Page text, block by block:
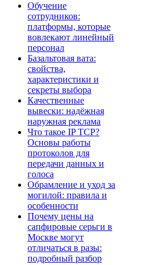
Обучение
сотрудников:
платформы, которые
вовлекают линейный
персонал
Базальтовая вата:
свойства,
характеристики и
секреты выбора
Качественные
вывески: надёжная
наружная реклама
Что такое IP TCP?
Основы работы
протоколов для
передачи данных и
голоса
Обрамление и уход за
могилой: правила и
особенности
Почему цены на
сапфировые серьги в
Москве могут
отличаться в разы:
подробный разбор